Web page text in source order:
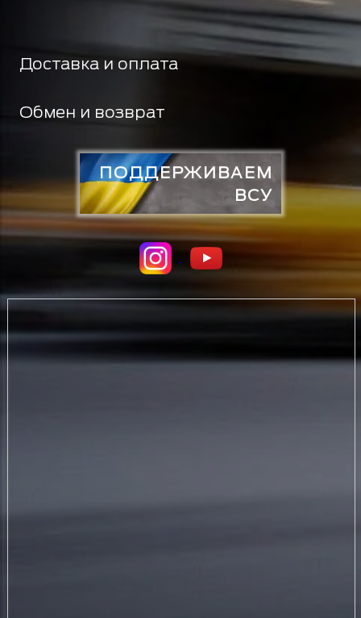
Доставка и оплата
Обмен и возврат
ПОДДЕРЖИВАЕМ
ВСУ